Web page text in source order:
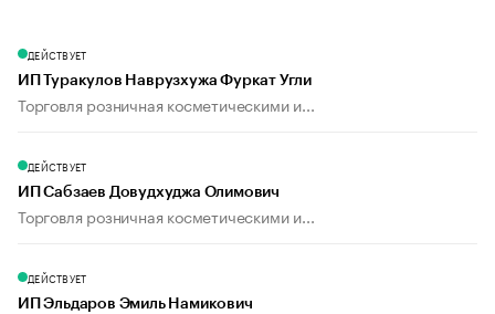
ДЕЙСТВУЕТ
ИП Туракулов Наврузхужа Фуркат Угли
Торговля розничная косметическими и...
ДЕЙСТВУЕТ
ИП Сабзаев Довудхуджа Олимович
Торговля розничная косметическими и...
ДЕЙСТВУЕТ
ИП Эльдаров Эмиль Намикович